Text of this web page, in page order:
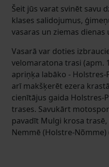
Šeit jūs varat svinēt savu
klases salidojumus,
vasaras un ziemas dienas
Vasarā var doties
velomaratona trasi (apm.
apriņķa labāko -
arī makšķerēt ezera
cienītājus gaida Holstres-
trases. Savukārt
pavadīt Mulgi krosa
Nemmē (Holstre-Nõmme)